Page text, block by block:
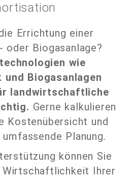
Errichtung einer
oder Biogasanlage?
wie
Biogasanlagen
landwirtschaftliche
Gerne kalkulieren
Kostenübersicht und
Planung.
können Sie
Wirtschaftlichkeit Ihrer